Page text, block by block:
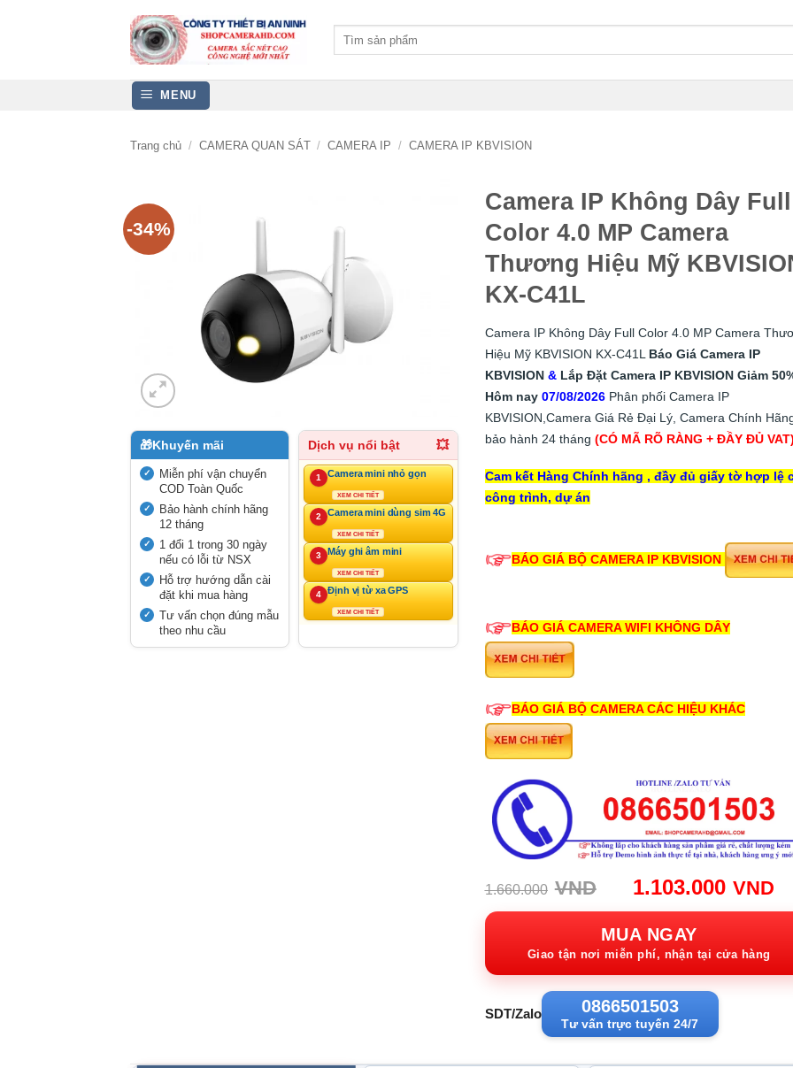
MENU
Trang chủ / CAMERA QUAN SÁT / CAMERA IP / CAMERA IP KBVISION
-34%
🎁Khuyến mãi
Miễn phí vận chuyển
COD Toàn Quốc
Bảo hành chính hãng
12 tháng
1 đổi 1 trong 30 ngày
nếu có lỗi từ NSX
Hỗ trợ hướng dẫn cài
đặt khi mua hàng
Tư vấn chọn đúng mẫu
theo nhu cầu
Dịch vụ nổi bật 💥
1 Camera mini nhỏ gọn
XEM CHI TIẾT
2 Camera mini dùng sim 4G
XEM CHI TIẾT
3 Máy ghi âm mini
XEM CHI TIẾT
4 Định vị từ xa GPS
XEM CHI TIẾT
Camera IP Không Dây Full
Color 4.0 MP Camera
Thương Hiệu Mỹ
KX-C41L
Camera IP Không Dây Full Color 4.0 MP Camera
Hiệu Mỹ KBVISION KX-C41L Báo Giá Camera IP
KBVISION & Lắp Đặt Camera IP KBVISIONGiảm
Hôm nay 07/08/2026Phân phối Camera IP
KBVISION,Camera Giá Rẻ Đại Lý, Camera Chính Hãng
bảo hành 24 tháng (CÓ MÃ RÕ RÀNG + ĐẦY ĐỦ VAT)
Cam kết Hàng Chính hãng , đầy đủ giấy tờ hợp lệ
công trình, dự án
BÁO GIÁ BỘ CAMERA IP KBVISION
BÁO GIÁ CAMERA WIFI KHÔNG DÂY
BÁO GIÁ BỘ CAMERA CÁC HIỆU KHÁC
1.660.000 VND
Giá
gốc:
1.660.000VND.
1.103.000 VND
MUA NGAY
Giao tận nơi miễn phí, nhận tại cửa hàng
SDT/Zalo 0866501503
Tư vấn trực tuyến 24/7